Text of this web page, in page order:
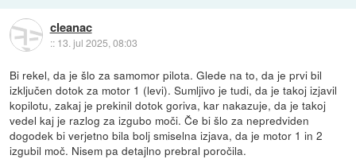
cleanac
:: 13. jul 2025, 08:03
Bi rekel, da je šlo za samomor pilota. Glede na to, da je prvi bil
izključen dotok za motor 1 (levi). Sumljivo je tudi, da je takoj izjavil
kopilotu, zakaj je prekinil dotok goriva, kar nakazuje, da je takoj
vedel kaj je razlog za izgubo moči. Če bi šlo za nepredviden
dogodek bi verjetno bila bolj smiselna izjava, da je motor 1 in 2
izgubil moč. Nisem pa detajlno prebral poročila.